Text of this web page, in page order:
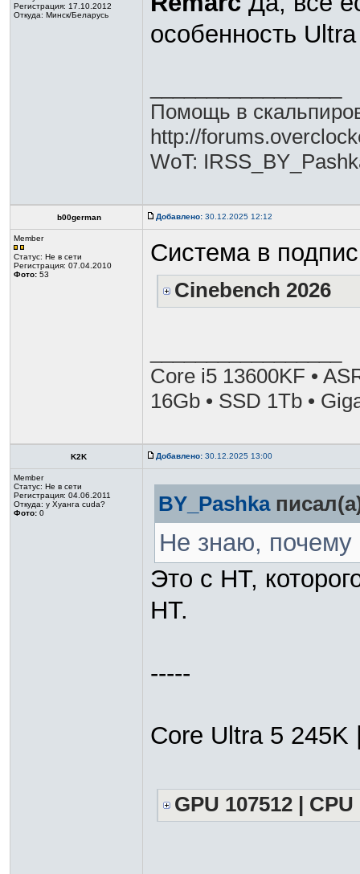
Регистрация: 17.10.2012
Откуда: Минск/Беларусь
особенность
Помощь в
http://
WoT:
b00german Добавлено: 30.12.2025 12:12
Member
Статус: Не в сети
Регистрация: 07.04.2010
Фото: 53
Система в
Cinebench 2026
Core i5 13600KF •
16Gb • SSD 1Tb •
K2K Добавлено: 30.12.2025 13:00
Member
Статус: Не в сети
Регистрация: 04.06.2011
Откуда: у Хуанга cuda?
Фото: 0 BY_Pashka
Не знаю, почему
Это с HT,
HT.
-----
Core Ultra 5 245K
GPU 107512 |